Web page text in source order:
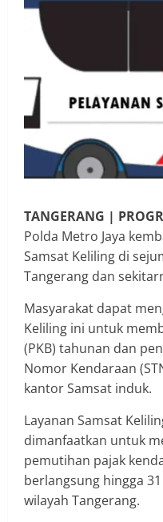
TANGERANG |
Polda Metro Jaya
Samsat Keliling di
Tangerang dan
Masyarakat dapat
Keliling ini untuk
(PKB) tahunan dan
Nomor Kendaraan
kantor Samsat induk.
Layanan Samsat
dimanfaatkan untuk
pemutihan pajak
berlangsung hingga
wilayah Tangerang.